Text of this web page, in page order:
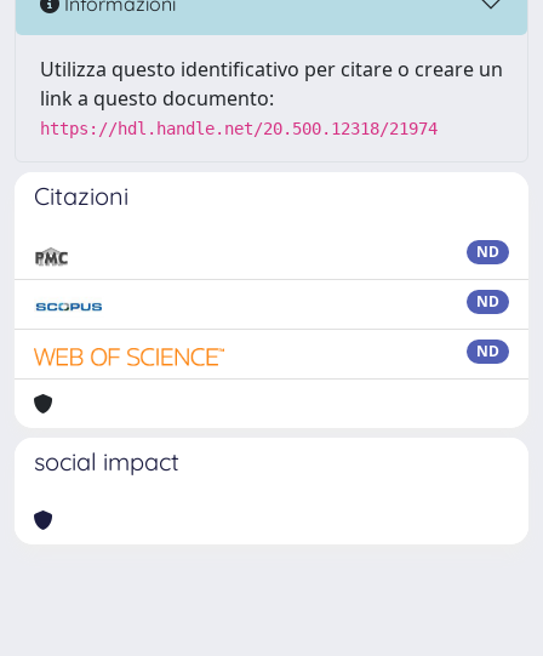
Utilizza questo identificativo per citare o creare un
link a questo documento:
https://hdl.handle.net/20.500.12318/21974
Citazioni
ND
ND
ND
social impact